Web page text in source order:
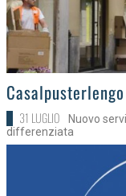
>
31 LUGLIO
Nuovo
differenziata